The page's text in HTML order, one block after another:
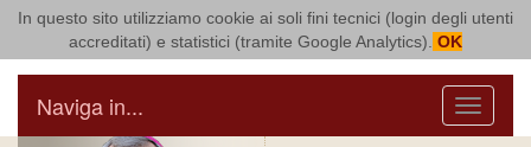
In questo sito utilizziamo cookie ai soli fini tecnici (login degli utenti
accreditati) e statistici (tramite Google Analytics). OK
Arcidiocesi di Bari Bitonto
Menu
Naviga in...